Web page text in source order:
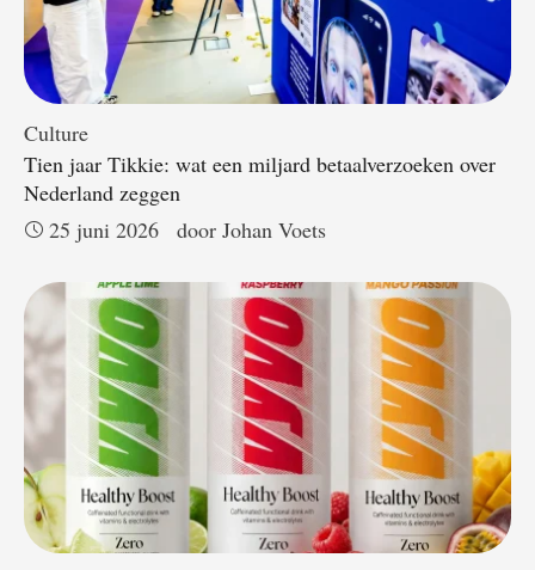
Culture
Tien jaar Tikkie: wat een miljard betaalverzoeken over
Nederland zeggen
25 juni 2026
door Johan Voets